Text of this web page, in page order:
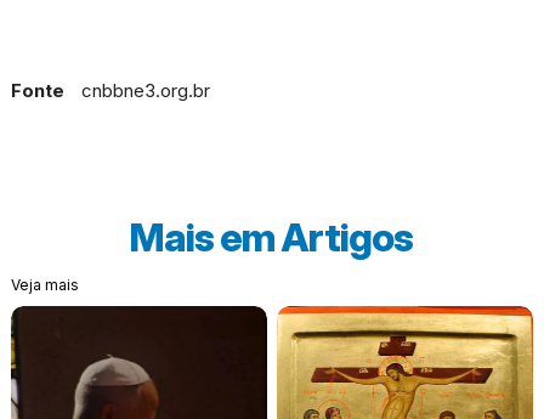
Fonte cnbbne3.org.br
Mais emArtigos
Veja mais